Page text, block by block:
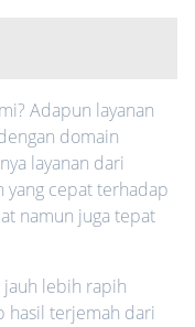
Adapun layanan
domain
layanan dari
yang cepat terhadap
namun juga tepat
jauh lebih rapih
hasil terjemah dari